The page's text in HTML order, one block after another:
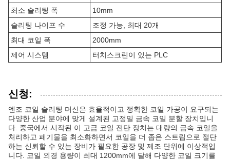
최소 슬리팅 폭
10mm
슬리팅 나이프 수
조정 가능, 최대 20개
최대 코일 폭
2000mm
제어 시스템
터치스크린이 있는 PLC
신청:
엔조 코일 슬리팅 머신은 효율적이고 정확한 코일 가공이 요구되는
다양한 산업 분야에 맞게 설계된 고정밀 금속 코일 분할 장치입니
다. 중국에서 시작된 이 고급 코일 전단 장치는 대량의 금속 코일을
처리하고 폐기물을 최소화하면서 코일을 더 좁은 스트립으로 절단
하는 신뢰할 수 있는 장비가 필요한 공장 및 제조 단위에 이상적입
니다. 코일 외경 용량이 최대 1200mm에 달해 다양한 코일 크기를